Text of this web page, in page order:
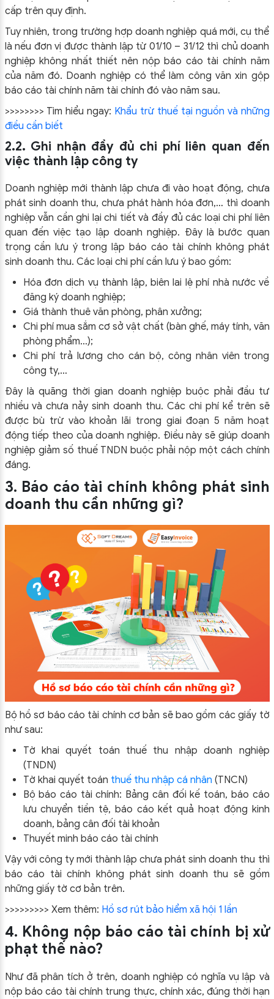
cấp trên quy định.
Tuy nhiên, trong trường hợp doanh nghiệp quá mới, cụ thể
là nếu đơn vị được thành lập từ 01/10 – 31/12 thì chủ doanh
nghiệp không nhất thiết nên nộp báo cáo tài chính năm
của năm đó. Doanh nghiệp có thể làm công văn xin gộp
báo cáo tài chính năm tài chính đó vào năm sau.
>>>>>>>> Tìm hiểu ngay: Khẩu trừ thuế tại nguồn và những
điều cần biết
2.2. Ghi nhận đầy đủ chi phí liên quan đến
việc thành lập công ty
Doanh nghiệp mới thành lập chưa đi vào hoạt động, chưa
phát sinh doanh thu, chưa phát hành hóa đơn,… thì doanh
nghiệp vẫn cần ghi lại chi tiết và đầy đủ các loại chi phí liên
quan đến việc tạo lập doanh nghiệp. Đây là bước quan
trọng cần lưu ý trong lập báo cáo tài chính không phát
sinh doanh thu. Các loại chi phí cần lưu ý bao gồm:
Hóa đơn dịch vụ thành lập, biên lai lệ phí nhà nước về
đăng ký doanh nghiệp;
Giá thành thuê văn phòng, phân xưởng;
Chi phí mua sắm cơ sở vật chất (bàn ghế, máy tính, văn
phòng phẩm…);
Chi phí trả lương cho cán bộ, công nhân viên trong
công ty,…
Đây là quãng thời gian doanh nghiệp buộc phải đầu tư
nhiều và chưa nảy sinh doanh thu. Các chi phí kể trên sẽ
được bù trừ vào khoản lãi trong giai đoạn 5 năm hoạt
động tiếp theo của doanh nghiệp. Điều này sẽ giúp doanh
nghiệp giảm số thuế TNDN buộc phải nộp một cách chính
đáng.
3. Báo cáo tài chính không phát sinh
doanh thu cần những gì?
Bộ hồ sơ báo cáo tài chính cơ bản sẽ bao gồm các giấy tờ
như sau:
Tờ khai quyết toán thuế thu nhập doanh nghiệp
(TNDN)
Tờ khai quyết toán thuế thu nhập cá nhân (TNCN)
Bộ báo cáo tài chính: Bảng cân đối kế toán, báo cáo
lưu chuyển tiền tệ, báo cáo kết quả hoạt động kinh
doanh, bảng cân đối tài khoản
Thuyết minh báo cáo tài chính
Vậy với công ty mới thành lập chưa phát sinh doanh thu thì
báo cáo tài chính không phát sinh doanh thu sẽ gồm
những giấy tờ cơ bản trên.
>>>>>>>>> Xem thêm: Hồ sơ rút bảo hiểm xã hội 1 lần
4. Không nộp báo cáo tài chính bị xử
phạt thế nào?
Như đã phân tích ở trên, doanh nghiệp có nghĩa vụ lập và
nộp báo cáo tài chính trung thực, chính xác, đúng thời hạn